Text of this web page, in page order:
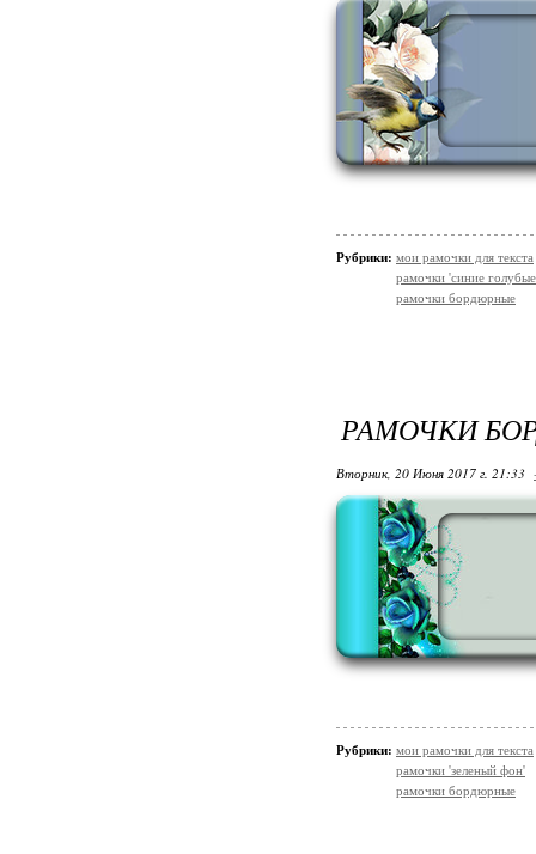
Рубрики: мои рамочки для текста
рамочки 'синие
рамочки бордюрные
РАМОЧКИ
Вторник, 20 Июня 2017 г. 21:33
Рубрики: мои рамочки для текста
рамочки 'зеленый фон'
рамочки бордюрные